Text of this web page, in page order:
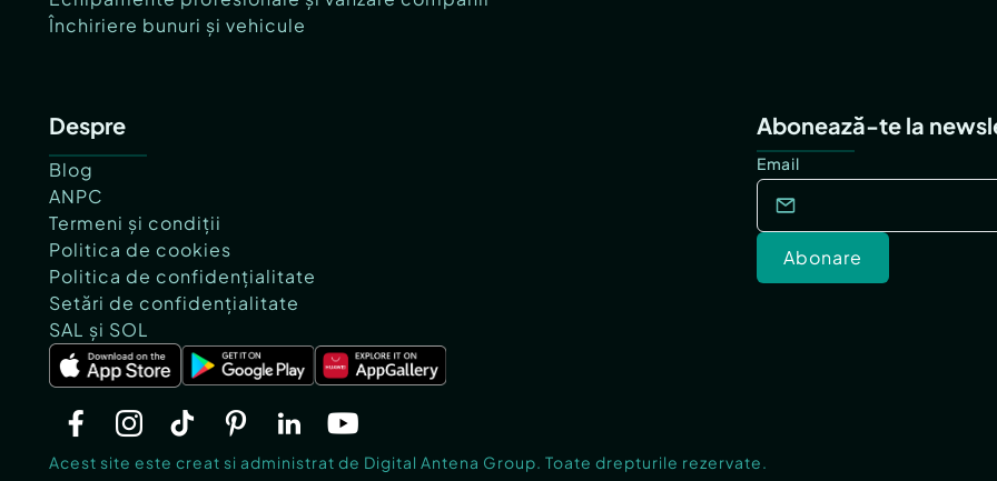
Închiriere bunuri și vehicule
Despre
Blog
ANPC
Termeni și condiții
Politica de cookies
Politica de confidențialitate
Setări de confidențialitate
SAL și SOL
Abonează-te la
Email
Abonare
Acest site este creat si administrat de Digital Antena Group. Toate drepturile rezervate.